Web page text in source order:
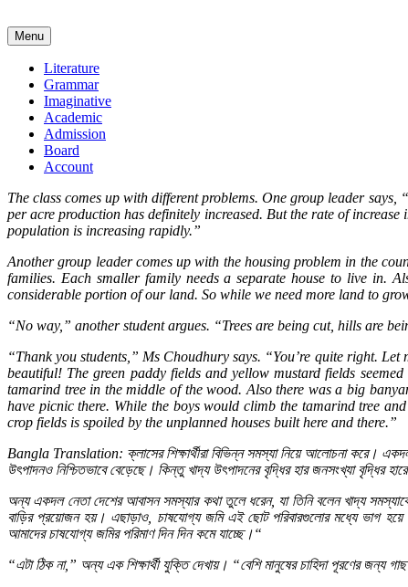
Menu
Literature
Grammar
Imaginative
Academic
Admission
Board
Account
The class comes up with different problems. One group leader
per acre production has definitely increased. But the rate of
population is increasing rapidly.”
Another group leader comes up with the housing problem in the
families. Each smaller family needs a separate house to live in.
considerable portion of our land. So while we need more land to
“No way,” another student argues. “Trees are being cut, hills are
“Thank you students,” Ms Choudhury says. “You’re quite right.
beautiful! The green paddy fields and yellow mustard fields
tamarind tree in the middle of the wood. Also there was a big
have picnic there. While the boys would climb the tamarind tree
crop fields is spoiled by the unplanned houses built here and there.”
Bangla Translation: ক্লাসের শিক্ষার্থীরা বিভিন্ন সমস্যা নিয়ে আলোচনা করে।
উৎপাদনও নিশ্চিতভাবে বেড়েছে। কিন্তু খাদ্য উৎপাদনের বৃদ্ধির হার জনসংখ্যা বৃদ্ধির
অন্য একদল নেতা দেশের আবাসন সমস্যার কথা তুলে ধরেন, যা তিনি বলেন খাদ্য
বাড়ির প্রয়োজন হয়। এছাড়াও, চাষযোগ্য জমি এই ছোট পরিবারগুলোর মধ্যে ভাগ হয়ে
আমাদের চাষযোগ্য জমির পরিমাণ দিন দিন কমে যাচ্ছে।“
“এটা ঠিক না,” অন্য এক শিক্ষার্থী যুক্তি দেখায়। “বেশি মানুষের চাহিদা পূরণের জন্য গাছ